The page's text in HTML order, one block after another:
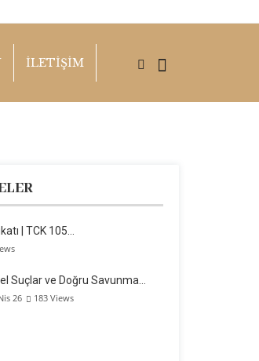
İLETİŞİM
| TCK 105…
Suçlar ve Doğru Savunma…
26 183 Views